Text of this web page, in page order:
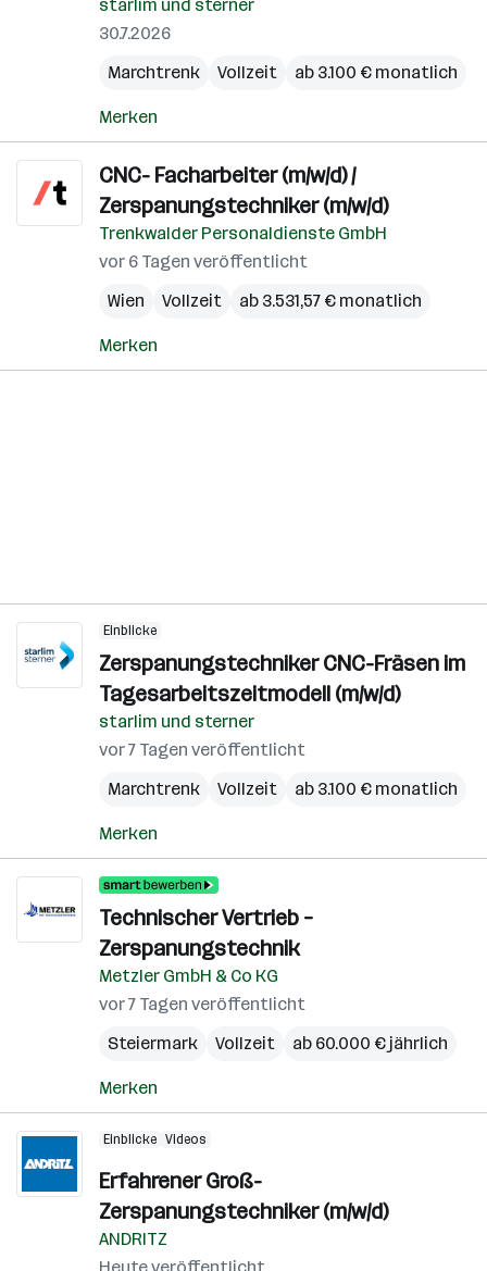
starlim und sterner
30.7.2026
Marchtrenk
Vollzeit ab 3.100 € monatlich
Merken
CNC- Facharbeiter (m/w/d) /
Zerspanungstechniker (m/w/d)
Trenkwalder Personaldienste GmbH
vor 6 Tagen veröffentlicht
Wien
Vollzeit ab 3.531,57 € monatlich
Merken
Einblicke
Zerspanungstechniker CNC-Fräsen im
Tagesarbeitszeitmodell (m/w/d)
starlim und sterner
vor 7 Tagen veröffentlicht
Marchtrenk
Vollzeit ab 3.100 € monatlich
Merken
Technischer Vertrieb –
Zerspanungstechnik
Metzler GmbH & Co KG
vor 7 Tagen veröffentlicht
Steiermark
Vollzeit ab 60.000 € jährlich
Merken
Einblicke Videos
Erfahrener Groß-
Zerspanungstechniker (m/w/d)
ANDRITZ